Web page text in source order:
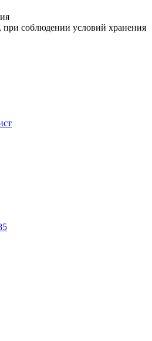
при соблюдении условий хранения